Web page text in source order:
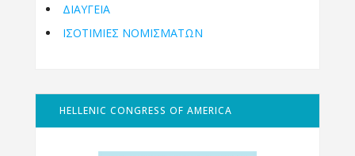
ΔΙΑΥΓΕΙΑ
ΙΣΟΤΙΜΙΕΣ ΝΟΜΙΣΜΑΤΩΝ
HELLENIC CONGRESS OF AMERICA